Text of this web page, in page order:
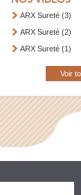
ARX Sureté (3)
ARX Sureté (2)
ARX Sureté (1)
Voir